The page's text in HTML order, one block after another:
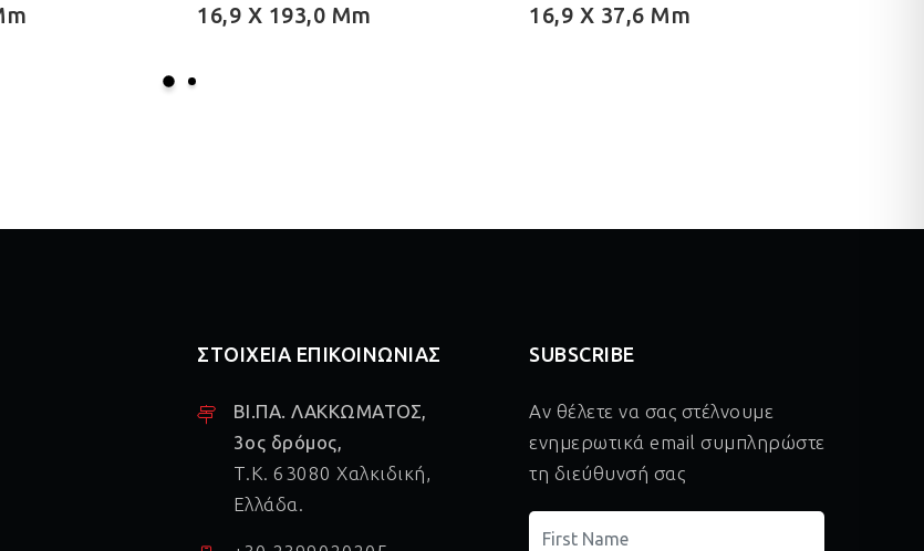
16,9 X 193,0 Mm 16,9 X 37,6 Mm
ΣΤΟΙΧΕΙΑ ΕΠΙΚΟΙΝΩΝΙΑΣ
ΒΙ.ΠΑ. ΛΑΚΚΩΜΑΤΟΣ,
3ος δρόμος,
Τ.Κ. 63080 Χαλκιδική,
Ελλάδα.
SUBSCRIBE
Αν θέλετε να σας στέλνουμε
ενημερωτικά email συμπληρώστε
τη διεύθυνσή σας